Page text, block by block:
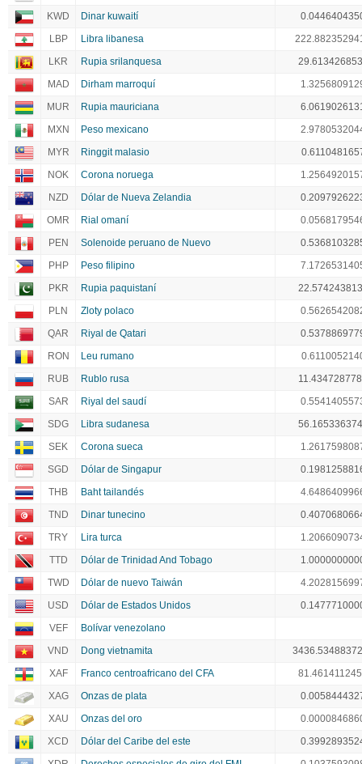
KWD
Dinar kuwaití
LBP
Libra libanesa
LKR
Rupia srilanquesa
MAD
Dirham marroquí
MUR
Rupia mauriciana
MXN
Peso mexicano
MYR
Ringgit malasio
NOK
Corona noruega
NZD
Dólar de Nueva Zelandia
OMR
Rial omaní
PEN
Solenoide peruano de Nuevo
PHP
Peso filipino
PKR
Rupia paquistaní
PLN
Zloty polaco
QAR
Riyal de Qatari
RON
Leu rumano
RUB
Rublo rusa
SAR
Riyal del saudí
SDG
Libra sudanesa
SEK
Corona sueca
SGD
Dólar de Singapur
THB
Baht tailandés
TND
Dinar tunecino
TRY
Lira turca
TTD
Dólar de Trinidad And Tobago
TWD
Dólar de nuevo Taiwán
USD
Dólar de Estados Unidos
VEF
Bolívar venezolano
VND
Dong vietnamita
XAF
Franco centroafricano del CFA
XAG
Onzas de plata
XAU
Onzas del oro
XCD
Dólar del Caribe del este